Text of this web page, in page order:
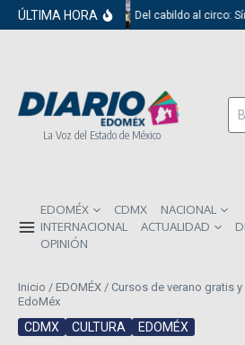
Saltar al contenido
ÚLTIMA HORA Del cabildo al circo:
La Voz del Estado de México
EDOMÉX CDMX
NACIONAL
INTERNACIONAL
ACTUALIDAD
OPINIÓN
Inicio / EDOMÉX / Cursos de verano gratis
EdoMéx
CDMX CULTURA EDOMÉX